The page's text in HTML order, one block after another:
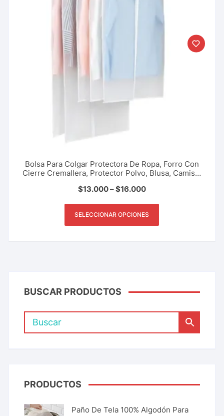
Bolsa Para Colgar Protectora De Ropa, Forro Con
Cierre Cremallera, Protector Polvo, Blusa, Camisa,
$13.000–$16.000
SELECCIONAR OPCIONES
BUSCAR PRODUCTOS
PRODUCTOS
Paño De Tela 100% Algodón Para